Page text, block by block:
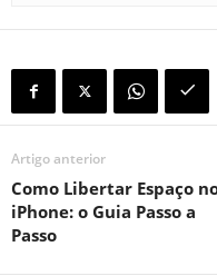
Artigo anterior
Como Libertar Espaço
iPhone: o Guia Passo a
Passo